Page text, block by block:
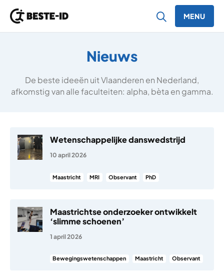
MENU
Nieuws
De beste ideeën uit Vlaanderen en Nederland,
afkomstig van alle faculteiten: alpha, bèta en gamma.
Wetenschappelijke danswedstrijd
10 april 2026
Maastricht MRI Observant PhD
Maastrichtse onderzoeker ontwikkelt
‘slimme schoenen’
1 april 2026
Bewegingswetenschappen Maastricht Observant